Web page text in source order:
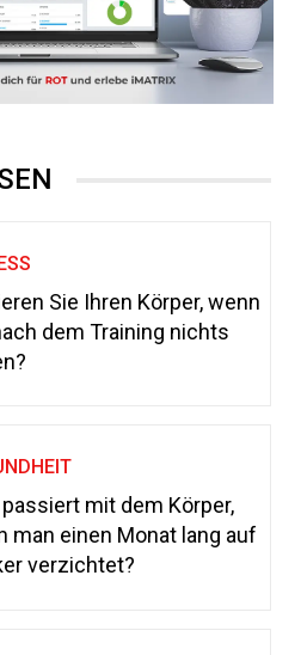
Sie Ihren Körper, wenn
dem Training nichts
mit dem Körper,
man einen Monat lang auf
verzichtet?